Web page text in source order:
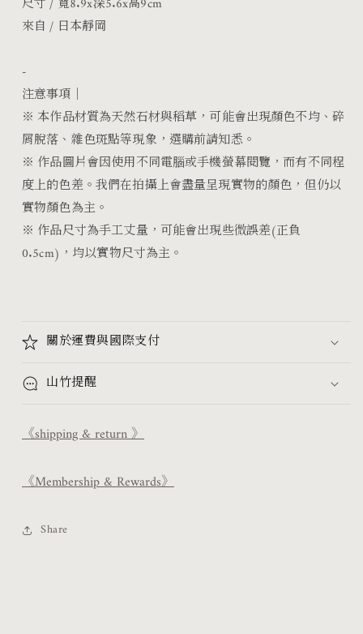
來自 / 日本靜岡
-
注意事項｜
※ 本作品材質為天然石材與稻草，可能會出現顏色不均、碎
屑脫落、雜色斑點等現象，選購前請知悉。
※ 作品圖片會因使用不同電腦或手機螢幕閱覽，而有不同程
度上的色差。我們在拍攝上會盡量呈現實物的顏色，但仍以
實物顏色為主。
※ 作品尺寸為手工丈量，可能會出現些微誤差(正負
0.5cm)，均以實物尺寸為主。
關於運費與國際支付
山竹提醒
《shipping & return 》
《Membership & Rewards》
Share